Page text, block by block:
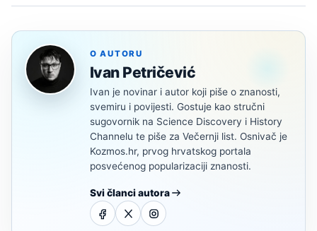
O AUTORU
Ivan Petričević
Ivan je novinar i autor koji piše o znanosti,
svemiru i povijesti. Gostuje kao stručni
sugovornik na Science Discovery i History
Channelu te piše za Večernji list. Osnivač je
Kozmos.hr, prvog hrvatskog portala
posvećenog popularizaciji znanosti.
Svi članci autora